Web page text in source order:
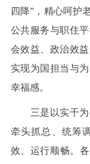
四降”，精心呵护
公共服务与职住
会效益、政治效
实现为国担当与
幸福感。
三是以实干为
牵头抓总、统筹
效、运行顺畅。